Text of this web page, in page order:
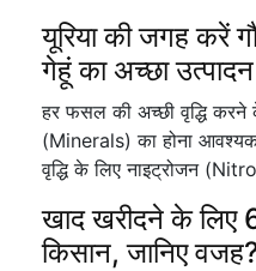
यूरिया की जगह करें
गेहूं का अच्छा उत्पादन
हर फसल की अच्छी वृद्धि करने
(Minerals) का होना
वृद्धि के लिए नाइट्रोजन
खाद खरीदने के लिए
किसान, जानिए